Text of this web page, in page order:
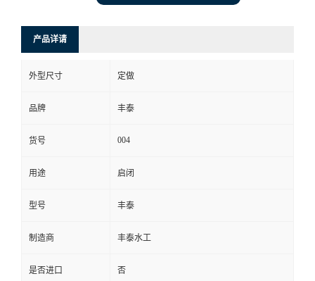
产品详请
外型尺寸 定做
品牌 丰泰
货号 004
用途 启闭
型号 丰泰
制造商 丰泰水工
是否进口 否